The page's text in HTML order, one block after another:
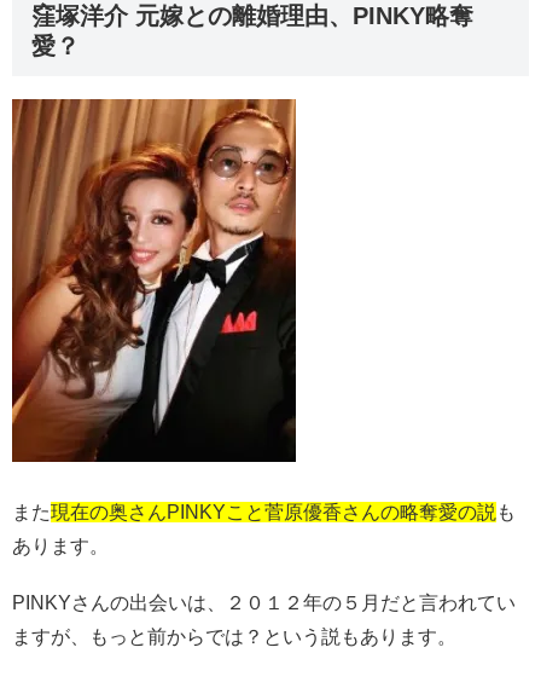
窪塚洋介 元嫁との離婚理由、PINKY略奪
愛？
また現在の奥さんPINKYこと菅原優香さんの略奪愛の説 も
あります。
PINKYさんの出会いは、２０１２年の５月だと言われてい
ますが、もっと前からでは？という説もあります。